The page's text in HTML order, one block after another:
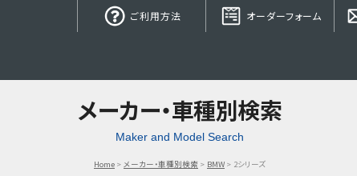
ご利用方法 オーダーフォーム
メーカー・車種別検索
Maker and Model Search
Home メーカー・車種別検索 BMW 2シリーズ